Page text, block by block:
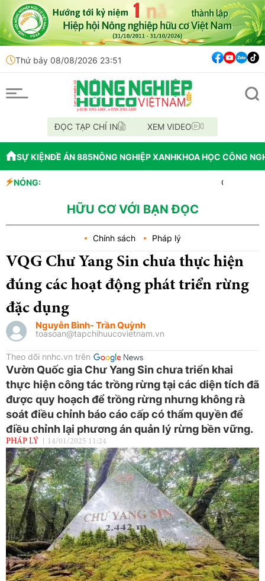
Thứ bảy 08/08/2026 23:51
ĐỌC TẠP CHÍ IN XEM VIDEO
SỰ KIỆNĐỀ ÁN 885NÔNG NGHIỆP XANHKHOA HỌC CÔNG
NÓNG:
OAU đưa nhà
Vĩnh Long phát
HỮU CƠ VỚI BẠN ĐỌC
Chính sách Pháp lý
VQG Chư Yang Sin chưa thực hiện
đúng các hoạt động phát triển rừng
đặc dụng
Nguyễn Bình- Trần Quỳnh
toasoan@tapchihuucovietnam.vn
Theo dõi nnhc.vn trên
Vườn Quốc gia Chư Yang Sin chưa triển khai
thực hiện công tác trồng rừng tại các diện tích đã
được quy hoạch để trồng rừng nhưng không rà
soát điều chỉnh báo cáo cấp có thẩm quyền để
điều chỉnh lại phương án quản lý rừng bền vững.
PHÁP LÝ 14/01/2025 11:24